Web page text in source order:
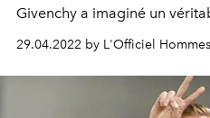
Givenchy a imaginé un
streetwear et haute-couture.
29.04.2022 by L'Officiel Hommes